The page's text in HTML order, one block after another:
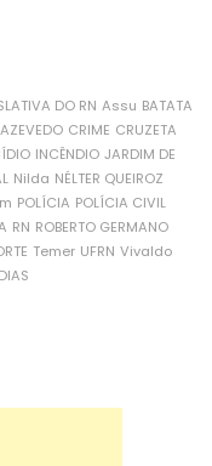
DO RN Assu BATATA
CRIME CRUZETA
INCÊNDIO JARDIM DE
Nilda NÉLTER QUEIROZ
POLÍCIA POLÍCIA CIVIL
RN ROBERTO GERMANO
Temer UFRN Vivaldo